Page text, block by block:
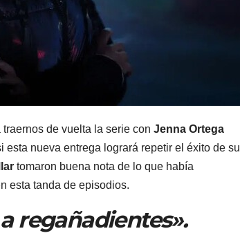
traernos de vuelta la serie con Jenna Ortega
nueva entrega logrará repetir el éxito de su
tomaron buena nota de lo que había
esta tanda de episodios.
regañadientes».